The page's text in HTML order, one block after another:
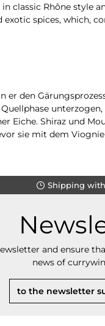
classic Rhône style
spices,
den
Eiche. Shiraz und
sie mit dem
Shipping
and ensure
news of
to the newsletter